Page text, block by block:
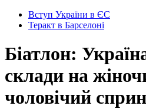
Вступ України в ЄС
Теракт в Барселоні
Біатлон:
склади на
чоловічий